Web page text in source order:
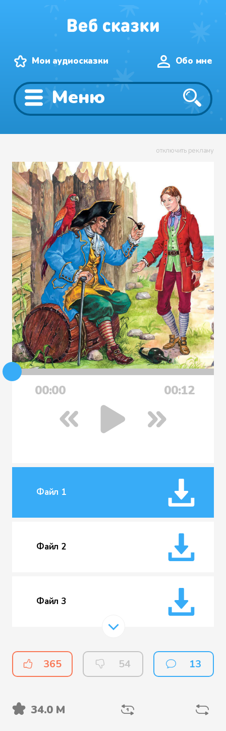
Мои аудиосказки Обо мне
Меню
отключить рекламу
00:00 00:12
Файл 1
Файл 2
Файл 3
Файл 4
Файл 5
365 54 13
34.0 М